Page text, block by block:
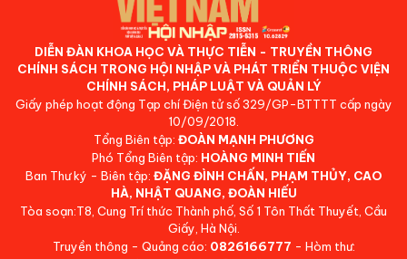
DIỄN ĐÀN KHOA HỌC VÀ THỰC TIỄN - TRUYỀN THÔNG
CHÍNH SÁCH TRONG HỘI NHẬP VÀ PHÁT TRIỂN THUỘC VIỆN
CHÍNH SÁCH, PHÁP LUẬT VÀ QUẢN LÝ
Giấy phép hoạt động Tạp chí Điện tử số 329/GP-BTTTT cấp ngày
10/09/2018.
Tổng Biên tập: ĐOÀN MẠNH PHƯƠNG
Phó Tổng Biên tập: HOÀNG MINH TIẾN
Ban Thư ký - Biên tập: ĐẶNG ĐÌNH CHẤN, PHẠM THỦY, CAO
HÀ, NHẬT QUANG, ĐOÀN HIẾU
Tòa soạn:T8, Cung Trí thức Thành phố, Số 1 Tôn Thất Thuyết, Cầu
Giấy, Hà Nội.
Truyền thông - Quảng cáo: 0826166777 - Hòm thư: